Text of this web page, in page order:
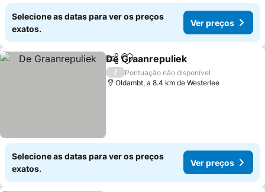
Selecione as datas para ver os preços
exatos.
Ver preços
PartilharAdicionar aos favoritos
De Graanrepuliek
/
Pontuação não disponível
Oldambt, a 8.4 km de Westerlee
Selecione as datas para ver os preços
exatos.
Ver preços